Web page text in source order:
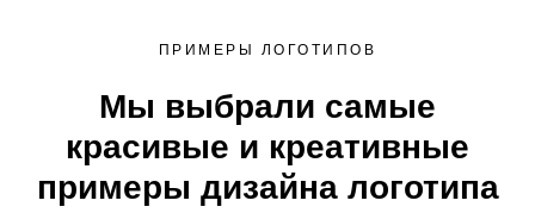
ПРИМЕРЫ ЛОГОТИПОВ
Мы выбрали самые
красивые и креативные
примеры дизайна логотипа